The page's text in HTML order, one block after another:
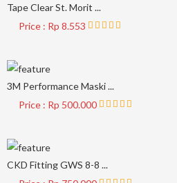
Tape Clear St. Morit ...
Price : Rp 8.553
3M Performance Maski ...
Price : Rp 500.000
CKD Fitting GWS 8-8 ...